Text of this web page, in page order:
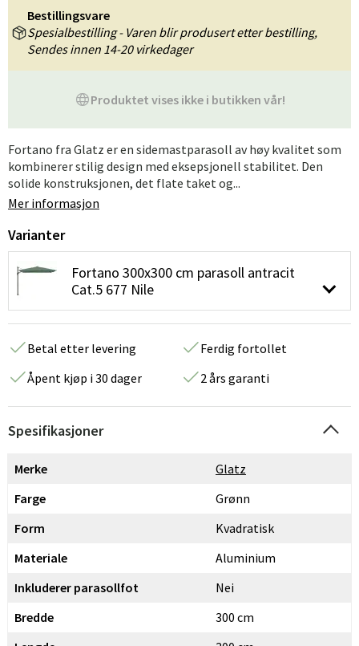
Produktet vises ikke i butikken vår!
Bestillingsvare
Spesialbestilling - Varen blir produsert etter bestilling,
Sendes innen 14-20 virkedager
Fortano fra Glatz er en sidemastparasoll av høy kvalitet som
kombinerer stilig design med eksepsjonell stabilitet. Den
solide konstruksjonen, det flate taket og...
Mer informasjon
Varianter
Fortano 300x300 cm parasoll antracit
Cat.5 677 Nile
Betal etter levering
Ferdig fortollet
Åpent kjøp i 30 dager
2 års garanti
Spesifikasjoner
Merke
Glatz
Farge
Grønn
Form
Kvadratisk
Materiale
Aluminium
Inkluderer parasollfot
Nei
Bredde
300 cm